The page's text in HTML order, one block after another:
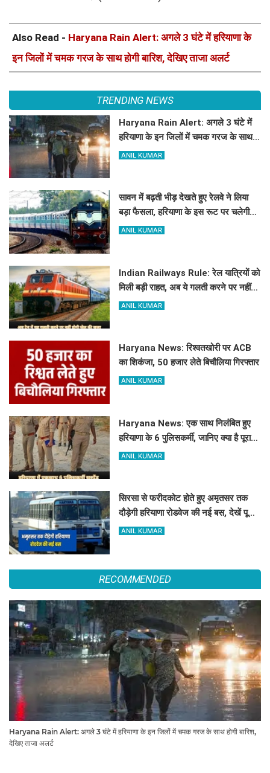
Also Read - Haryana Rain Alert: अगले 3 घंटे में हरियाणा के
इन जिलों में चमक गरज के साथ होगी बारिश, देखिए ताजा अलर्ट
TRENDING NEWS
Haryana Rain Alert: अगले 3 घंटे में
हरियाणा के इन जिलों में चमक गरज के साथ
होगी बारिश, देखिए ताजा अलर्ट
ANIL KUMAR
सावन में बढ़ती भीड़ देखते हुए रेलवे ने लिया
बड़ा फैसला, हरियाणा के इस रूट पर चलेगी
स्पेशल ट्रेन, देखें टाइमिंग
ANIL KUMAR
Indian Railways Rule: रेल यात्रियों को
मिली बड़ी राहत, अब ये गलती करने पर नहीं
होगी कोई सजा
ANIL KUMAR
Haryana News: रिश्वतखोरी पर ACB
का शिकंजा, 50 हजार लेते बिचौलिया गिरफ्तार
ANIL KUMAR
Haryana News: एक साथ निलंबित हुए
हरियाणा के 6 पुलिसकर्मी, जानिए क्या है पूरा
मामला
ANIL KUMAR
सिरसा से फरीदकोट होते हुए अमृतसर तक
दौड़ेगी हरियाणा रोडवेज की नई बस, देखें पूरा
रूट और टाइम टेबल
ANIL KUMAR
RECOMMENDED
Haryana Rain Alert: अगले 3 घंटे में हरियाणा के इन जिलों में चमक गरज के साथ होगी बारिश,
देखिए ताजा अलर्ट